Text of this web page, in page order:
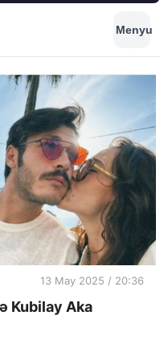
Menyu
13 May 2025 / 20:36
Kubilay Aka